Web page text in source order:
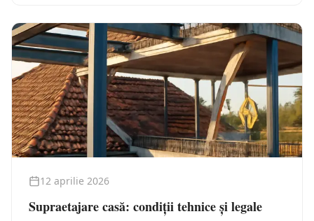
12 aprilie 2026
Supraetajare casă: condiții tehnice și legale